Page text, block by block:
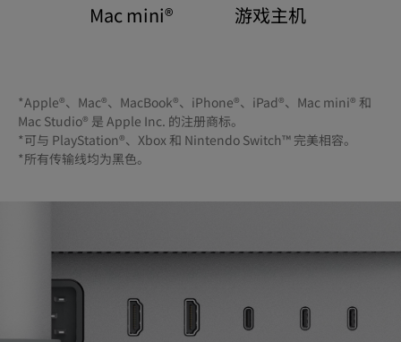
Mac mini® 游戏主机
*Apple®、Mac®、MacBook®、iPhone®、iPad®、Mac mini® 和
Mac Studio® 是 Apple Inc. 的注册商标。
*可与 PlayStation®、Xbox 和 Nintendo Switch™ 完美相容。
*所有传输线均为黑色。